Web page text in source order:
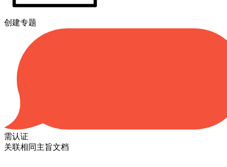
创建专题
需认证
关联相同主旨文档